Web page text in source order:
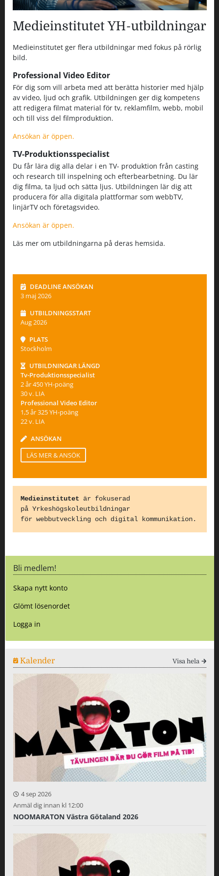
Medieinstitutet YH-utbildningar
Medieinstitutet ger flera utbildningar med fokus på rörlig
bild.
Professional Video Editor
För dig som vill arbeta med att berätta historier med hjälp
av video, ljud och grafik. Utbildningen ger dig kompetens
att redigera filmat material för tv, reklamfilm, webb, mobil
och till viss del filmproduktion.
Ansökan är öppen.
TV-Produktionsspecialist
Du får lära dig alla delar i en TV- produktion från casting
och research till inspelning och efterbearbetning. Du lär
dig filma, ta ljud och sätta ljus. Utbildningen lär dig att
producera för alla digitala plattformar som webbTV,
linjärTV och företagsvideo.
Ansökan är öppen.
Läs mer om utbildningarna på deras hemsida.
DEADLINE ANSÖKAN
3 maj 2026
UTBILDNINGSSTART
Aug 2026
PLATS
Stockholm
UTBILDNINGAR LÄNGD
Tv-Produktionsspecialist
2 år 450 YH-poäng
30 v. LIA
Professional Video Editor
1,5 år 325 YH-poäng
22 v. LIA
ANSÖKAN
LÄS MER & ANSÖK
Medieinstitutet är fokuserad
på Yrkeshögskoleutbildningar
för webbutveckling och digital kommunikation.
Bli medlem!
Skapa nytt konto
Glömt lösenordet
Logga in
Kalender Visa hela
4 sep 2026
Anmäl dig innan kl 12:00
NOOMARATON Västra Götaland 2026